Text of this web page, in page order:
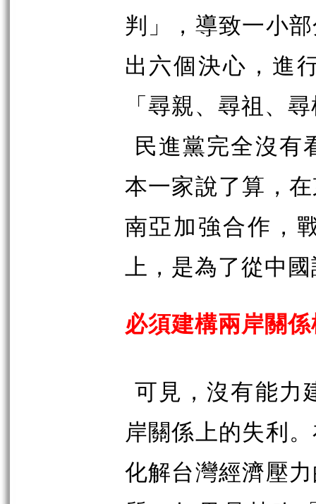
判」，導致一小
出六個決心，進
「尋親、尋祖、
民進黨完全沒有
本一家說了算，
南亞加強合作，
上，是為了從中
必須建構兩岸關
可見，沒有能力
岸關係上的失利
化解台灣經濟壓